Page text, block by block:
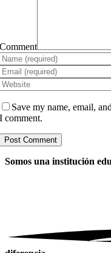
Comment
Save my name, email,
I comment.
Somos una institución